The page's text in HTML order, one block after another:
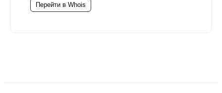
Перейти в Whois